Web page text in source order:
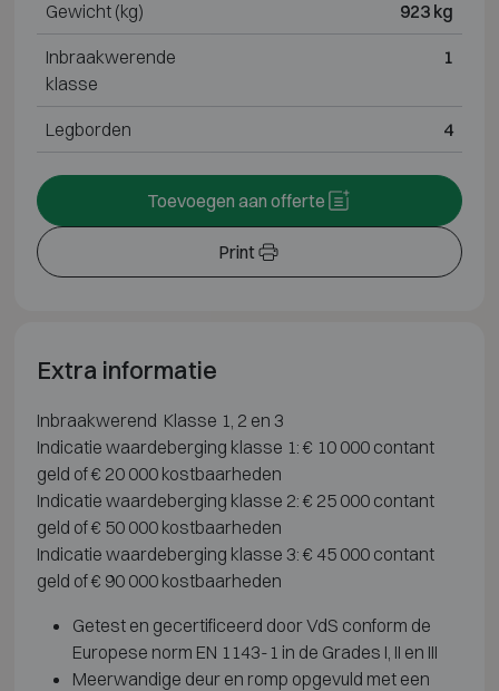
Gewicht (kg) 923 kg
Inbraakwerende
klasse
1
Legborden 4
Print
Toevoegen aan offerte
Extra informatie
Inbraakwerend Klasse 1, 2 en 3
Indicatie waardeberging klasse 1: € 10 000 contant
geld of € 20 000 kostbaarheden
Indicatie waardeberging klasse 2: € 25 000 contant
geld of € 50 000 kostbaarheden
Indicatie waardeberging klasse 3: € 45 000 contant
geld of € 90 000 kostbaarheden
Getest en gecertificeerd door VdS conform de
Europese norm EN 1143-1 in de Grades I, II en III
Meerwandige deur en romp opgevuld met een